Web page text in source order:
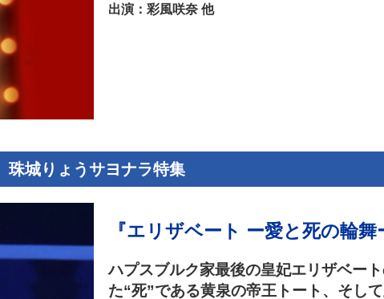
出演：彩風咲奈 他
珠城りょうサヨナラ特集
『エリザベート ー愛と死の輪舞
ハプスブルク家最後の皇妃エリザベー
た“死”である黄泉の帝王トート、そし